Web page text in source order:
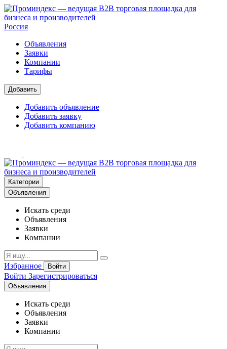
Россия
Объявления
Заявки
Компании
Тарифы
Добавить
Добавить объявление
Добавить заявку
Добавить компанию
Категории
Объявления
Искать среди
Объявления
Заявки
Компании
Избранное Войти
Войти Зарегистрироваться
Объявления
Искать среди
Объявления
Заявки
Компании